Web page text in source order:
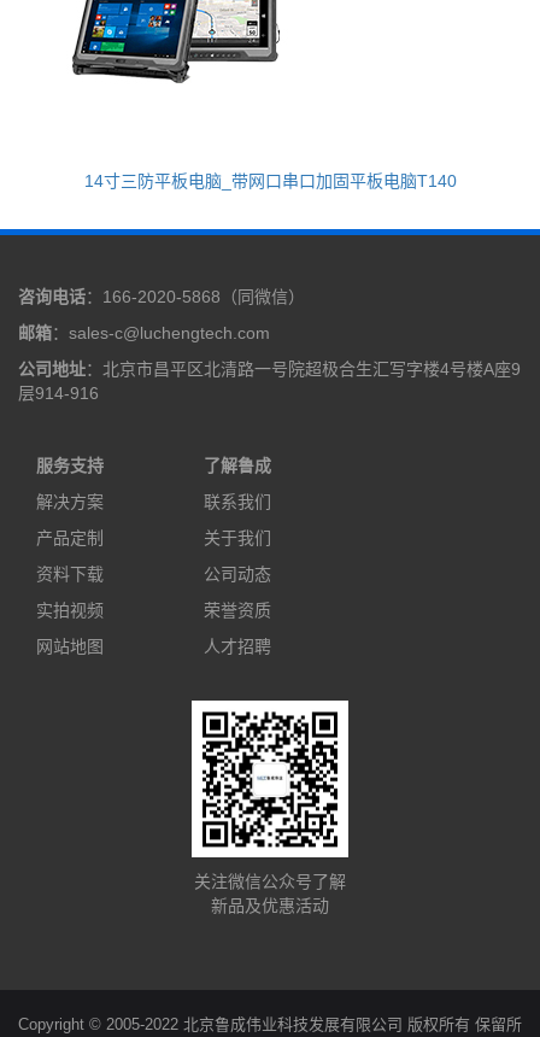
14寸三防平板电脑_带网口串口加固平板电脑T140
咨询电话：166-2020-5868（同微信）
邮箱：sales-c@luchengtech.com
公司地址：北京市昌平区北清路一号院超极合生汇写字楼4号楼A座9
层914-916
服务支持
解决方案
产品定制
资料下载
实拍视频
网站地图
了解鲁成
联系我们
关于我们
公司动态
荣誉资质
人才招聘
关注微信公众号了解
新品及优惠活动
Copyright © 2005-2022 北京鲁成伟业科技发展有限公司 版权所有 保留所